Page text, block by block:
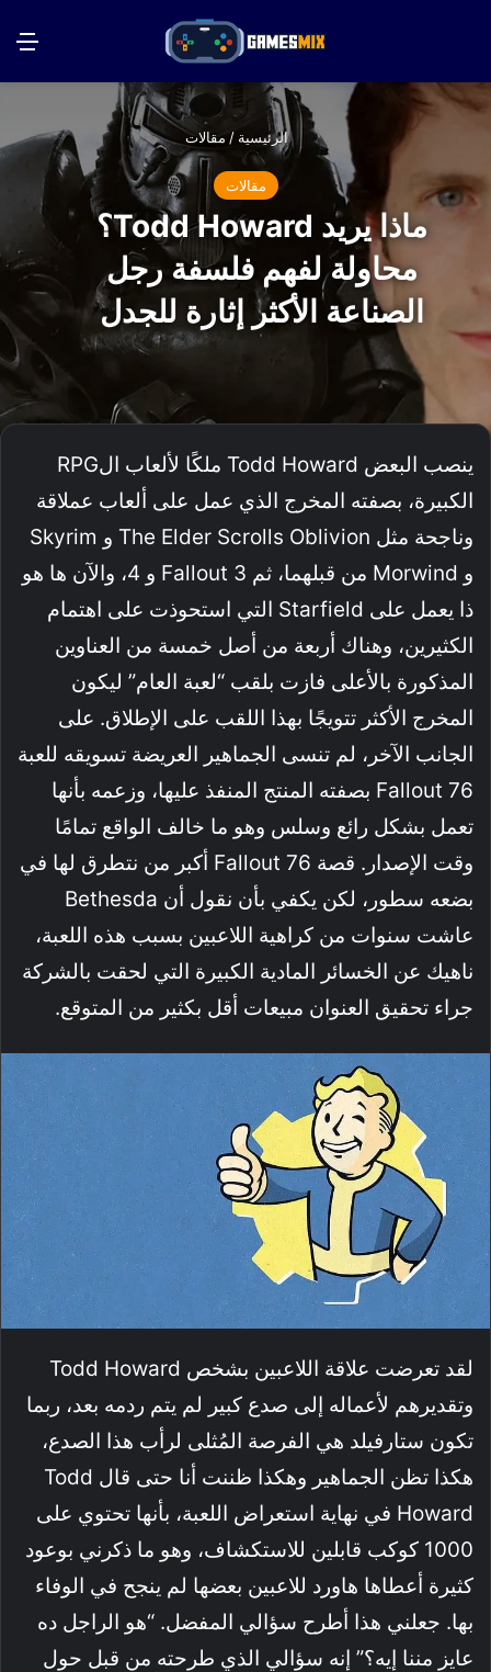
الرئيسية / مقالات
مقالات
ماذا يريد Todd Howard؟
محاولة لفهم فلسفة رجل
الصناعة الأكثر إثارة للجدل
ينصب البعض Todd Howard ملكًا لألعاب الRPG
الكبيرة، بصفته المخرج الذي عمل على ألعاب عملاقة
وناجحة مثل The Elder Scrolls Oblivion و Skyrim
و Morwind من قبلهما، ثم Fallout 3 و 4، والآن ها هو
ذا يعمل على Starfield التي استحوذت على اهتمام
الكثيرين، وهناك أربعة من أصل خمسة من العناوين
المذكورة بالأعلى فازت بلقب “لعبة العام” ليكون
المخرج الأكثر تتويجًا بهذا اللقب على الإطلاق. على
الجانب الآخر، لم تنسى الجماهير العريضة تسويقه للعبة
Fallout 76 بصفته المنتج المنفذ عليها، وزعمه بأنها
تعمل بشكل رائع وسلس وهو ما خالف الواقع تمامًا
وقت الإصدار. قصة Fallout 76 أكبر من نتطرق لها في
بضعه سطور، لكن يكفي بأن نقول أن Bethesda
عاشت سنوات من كراهية اللاعبين بسبب هذه اللعبة،
ناهيك عن الخسائر المادية الكبيرة التي لحقت بالشركة
جراء تحقيق العنوان مبيعات أقل بكثير من المتوقع.
لقد تعرضت علاقة اللاعبين بشخص Todd Howard
وتقديرهم لأعماله إلى صدع كبير لم يتم ردمه بعد، ربما
تكون ستارفيلد هي الفرصة المُثلى لرأب هذا الصدع،
هكذا تظن الجماهير وهكذا ظننت أنا حتى قال Todd
Howard في نهاية استعراض اللعبة، بأنها تحتوي على
1000 كوكب قابلين للاستكشاف، وهو ما ذكرني بوعود
كثيرة أعطاها هاورد للاعبين بعضها لم ينجح في الوفاء
بها. جعلني هذا أطرح سؤالي المفضل. “هو الراجل ده
عايز مننا إيه؟” إنه سؤالي الذي طرحته من قبل حول